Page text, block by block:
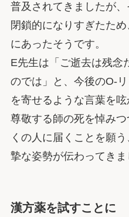
普及されてきましたが
閉鎖的になりすぎたた
にあったそうです。
E先生は「ご逝去は残念
のでは」と、今後のO-
を寄せるような言葉を呟
尊敬する師の死を悼み
くの人に届くことを願
摯な姿勢が伝わってきま
漢方薬を試すことに